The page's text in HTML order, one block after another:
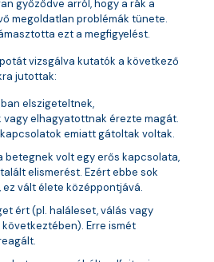
győződve arról, hogy a rák a
megoldatlan problémák tünete.
ezt a megfigyelést.
vizsgálva kutatók a következő
jutottak:
elszigeteltnek,
elhagyatottnak érezte magát.
emiatt gátoltak voltak.
betegnek volt egy erős kapcsolata,
elismerést. Ezért ebbe sok
vált élete középpontjává.
ért (pl. haláleset, válás vagy
Erre ismét